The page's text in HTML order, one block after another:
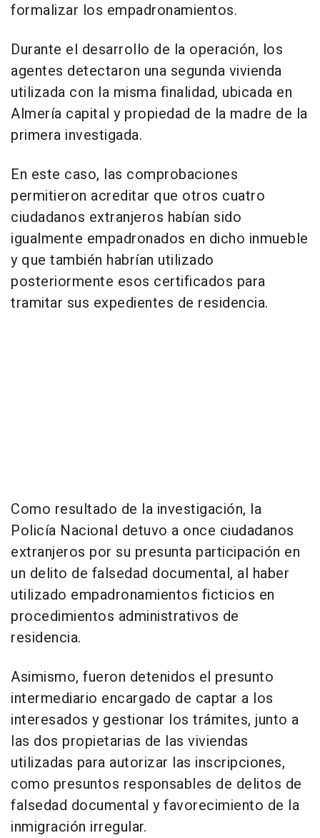
formalizar los empadronamientos.
Durante el desarrollo de la operación, los
agentes detectaron una segunda vivienda
utilizada con la misma finalidad, ubicada en
Almería capital y propiedad de la madre de la
primera investigada.
En este caso, las comprobaciones
permitieron acreditar que otros cuatro
ciudadanos extranjeros habían sido
igualmente empadronados en dicho inmueble
y que también habrían utilizado
posteriormente esos certificados para
tramitar sus expedientes de residencia.
Como resultado de la investigación, la
Policía Nacional detuvo a once ciudadanos
extranjeros por su presunta participación en
un delito de falsedad documental, al haber
utilizado empadronamientos ficticios en
procedimientos administrativos de
residencia.
Asimismo, fueron detenidos el presunto
intermediario encargado de captar a los
interesados y gestionar los trámites, junto a
las dos propietarias de las viviendas
utilizadas para autorizar las inscripciones,
como presuntos responsables de delitos de
falsedad documental y favorecimiento de la
inmigración irregular.